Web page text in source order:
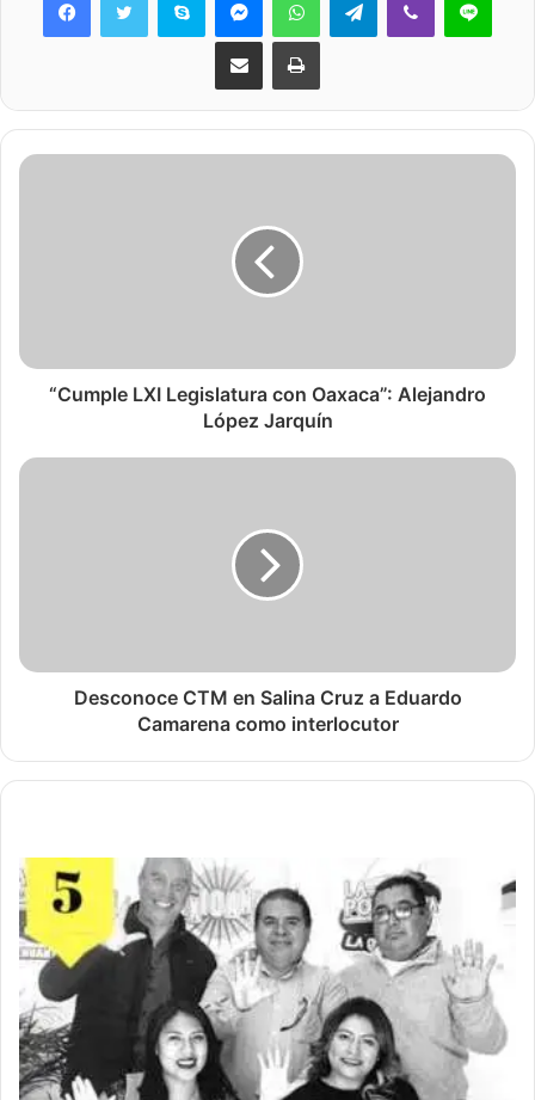
Share via Email Print
“Cumple LXI Legislatura con Oaxaca”: Alejandro
López Jarquín
Desconoce CTM en Salina Cruz a Eduardo
Camarena como interlocutor